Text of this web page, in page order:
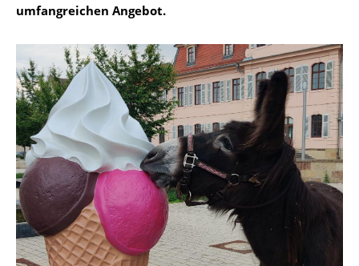
umfangreichen Angebot.